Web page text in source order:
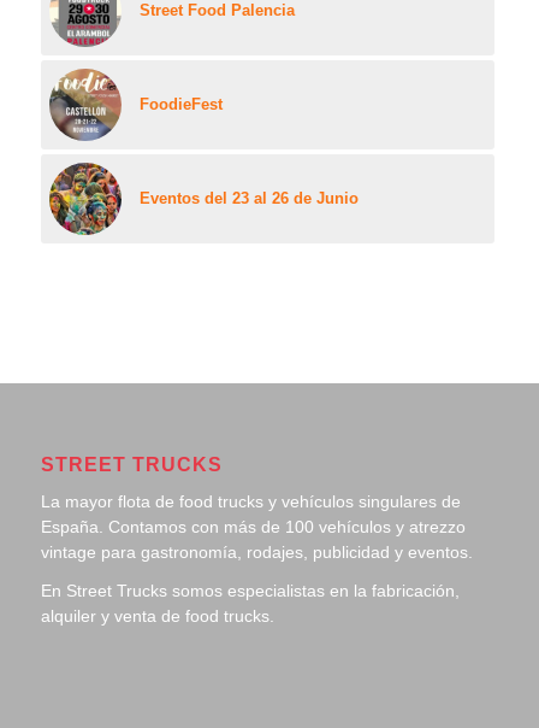
Street Food Palencia
FoodieFest
Eventos del 23 al 26 de Junio
STREET TRUCKS
La mayor flota de food trucks y vehículos singulares de
España. Contamos con más de 100 vehículos y atrezzo
vintage para gastronomía, rodajes, publicidad y eventos.
En Street Trucks somos especialistas en la fabricación,
alquiler y venta de food trucks.